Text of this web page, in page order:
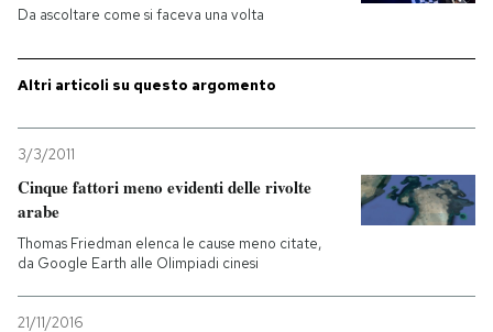
Economia
Sport
Altrecose
PODCAST
NEWSLETTER
Da ascoltare come si faceva una volta
Altri articoli su questo argomento
3/3/2011
Cinque fattori meno evidenti delle rivolte
arabe
Thomas Friedman elenca le cause meno citate,
da Google Earth alle Olimpiadi cinesi
21/11/2016